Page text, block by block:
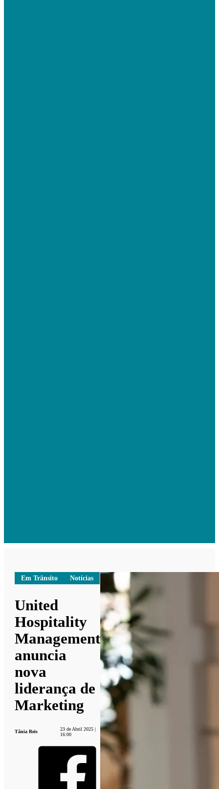
Em Trânsito Notícias
United
Hospitality
Management
anuncia
nova
liderança de
Marketing
Tânia Reis
23 de Abril 2025 |
16:00